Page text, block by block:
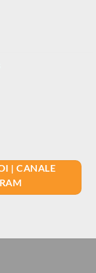
| CANALE